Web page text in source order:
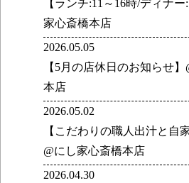
【ランチ:11～16時/ディナ
家心斎橋本店
2026.05.05
【5月の店休日のお知らせ
本店
2026.05.02
【こだわりの職人出汁と自
@にし家心斎橋本店
2026.04.30